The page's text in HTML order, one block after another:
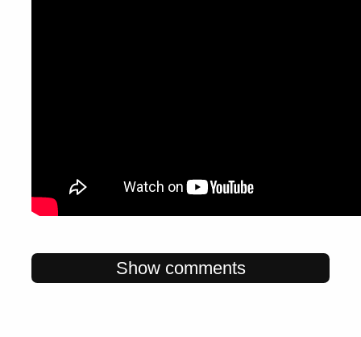
Show comments